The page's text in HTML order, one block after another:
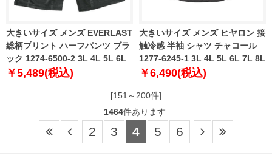
大きいサイズ メンズ EVERLAST
総柄プリント ハーフパンツ ブラ
ック 1274-6500-2 3L 4L 5L 6L
￥5,489(税込)
大きいサイズ メンズ ヒヤロン 接
触冷感 半袖 シャツ チャコール
1277-6245-1 3L 4L 5L 6L 7L 8L
￥6,490(税込)
[151～200件]
1464件あります
2 3 4 5 6